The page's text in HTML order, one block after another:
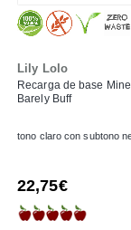
Lily Lolo
Recarga de base
Barely Buff
tono claro con subtono
22,75€